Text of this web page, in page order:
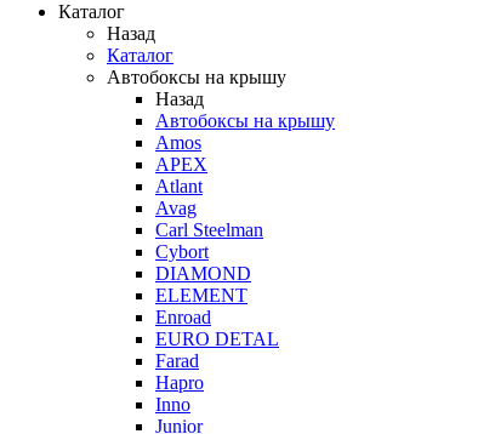
Каталог
Назад
Каталог
Автобоксы на крышу
Назад
Автобоксы на крышу
Amos
APEX
Atlant
Avag
Carl Steelman
Cybort
DIAMOND
ELEMENT
Enroad
EURO DETAL
Farad
Hapro
Inno
Junior